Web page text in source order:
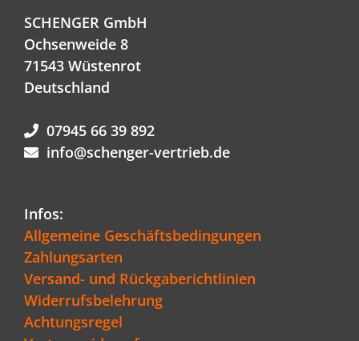
SCHENGER GmbH
Ochsenweide 8
71543 Wüstenrot
Deutschland
07945 66 39 892
info@schenger-vertrieb.de
Infos:
Allgemeine Geschäftsbedingungen
Zahlungsarten
Versand- und Rückgaberichtlinien
Widerrufsbelehrung
Achtungsregel